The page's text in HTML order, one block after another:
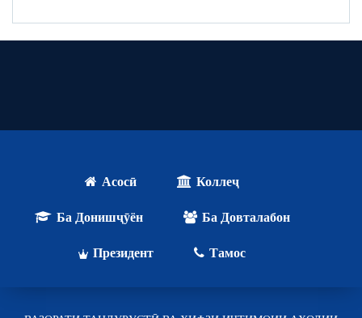
Асосӣ
Коллеҷ
Ба Донишҷӯён
Ба Довталабон
Президент
Тамос